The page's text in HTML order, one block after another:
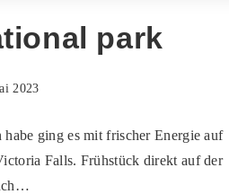
park
2023
ging es mit frischer Energie auf
Falls. Frühstück direkt auf der